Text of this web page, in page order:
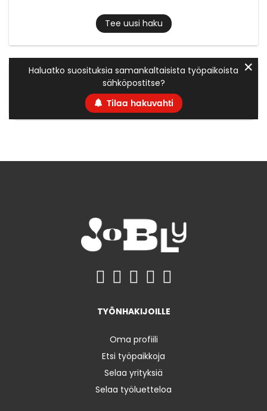
Tee uusi haku
Haluatko suosituksia samankaltaisista työpaikoista
sähköpostitse?
Tilaa hakuvahti
✕
TYÖNHAKIJOILLE
Oma profiili
Etsi työpaikkoja
Selaa yrityksiä
Selaa työluetteloa